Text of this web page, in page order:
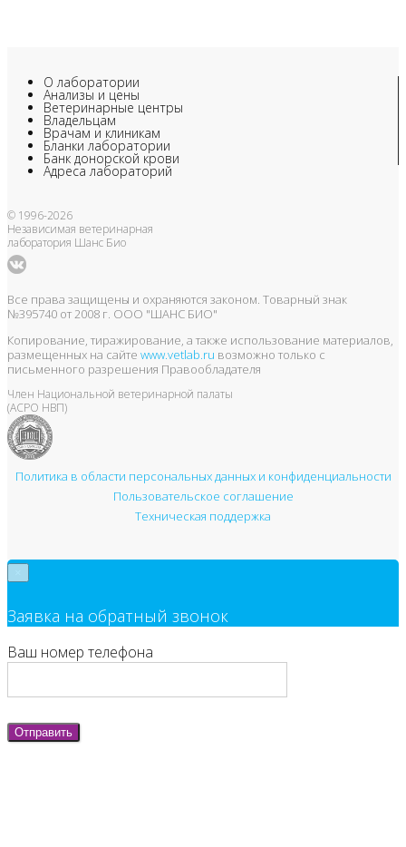
О лаборатории
Анализы и цены
Ветеринарные центры
Владельцам
Врачам и клиникам
Бланки лаборатории
Банк донорской крови
Адреса лабораторий
© 1996-2026
Независимая ветеринарная
лаборатория Шанс Био
Все права защищены и охраняются законом. Товарный знак
№395740 от 2008 г. ООО "ШАНС БИО"
Копирование, тиражирование, а также использование материалов,
размещенных на сайте www.vetlab.ru возможно только с
письменного разрешения Правообладателя
Член Национальной ветеринарной палаты
(АСРО НВП)
Политика в области персональных данных и конфиденциальности
Пользовательское соглашение
Техническая поддержка
Заявка на обратный звонок
Ваш номер телефона
Отправить